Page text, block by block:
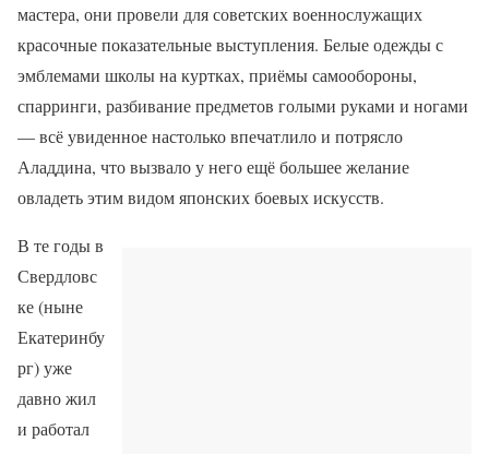
мастера, они провели для советских военнослужащих
красочные показательные выступления. Белые одежды с
эмблемами школы на куртках, приёмы самообороны,
спарринги, разбивание предметов голыми руками и ногами
— всё увиденное настолько впечатлило и потрясло
Аладдина, что вызвало у него ещё большее желание
овладеть этим видом японских боевых искусств.
В те годы в
Свердловс
ке (ныне
Екатеринбу
рг) уже
давно жил
и работал